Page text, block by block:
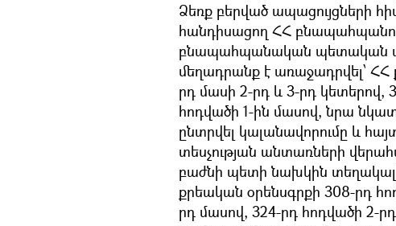
Ձեռք բերված ապացույցների
հանդիսացող ՀՀ
բնապահպանական պետական
մեղադրանք է առաջադրվել՝ ՀՀ
րդ մասի 2-րդ և 3-րդ կետերով,
հոդվածի 1-ին մասով, նրա
ընտրվել կալանավորումը և
տեսչության անտառների
բաժնի պետի նախկին
քրեական օրենսգրքի 308-րդ
րդ մասով, 324-րդ հոդվածի 2-